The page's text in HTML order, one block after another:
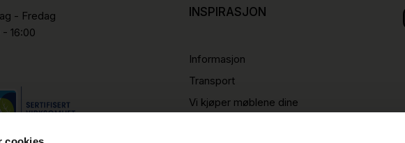
- Fredag
16:00
INSPIRASJON
Informasjon
Transport
Vi kjøper møblene dine